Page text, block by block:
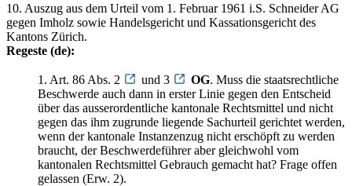
10. Auszug aus dem Urteil vom 1. Februar 1961 i.S. Schneider AG
gegen Imholz sowie Handelsgericht und Kassationsgericht des
Kantons Zürich.
Regeste (de):
1. Art. 86 Abs. 2 und 3 OG. Muss die staatsrechtliche
Beschwerde auch dann in erster Linie gegen den Entscheid
über das ausserordentliche kantonale Rechtsmittel und nicht
gegen das ihm zugrunde liegende Sachurteil gerichtet werden,
wenn der kantonale Instanzenzug nicht erschöpft zu werden
braucht, der Beschwerdeführer aber gleichwohl vom
kantonalen Rechtsmittel Gebrauch gemacht hat? Frage offen
gelassen (Erw. 2).